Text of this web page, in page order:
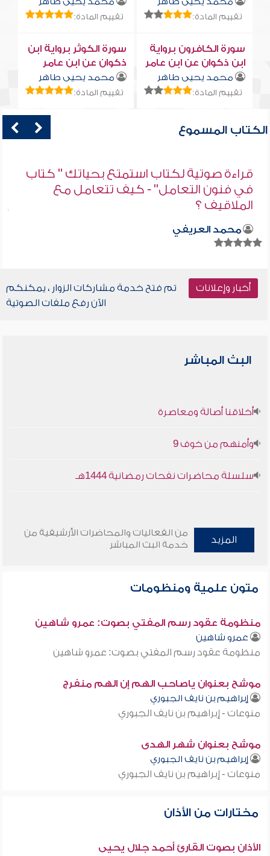
تقييم المادة: تقييم المادة:
سورة الكافرون برواية
ابن ذكوان عن ابن عامر
محمد يحيى طاهر
تقييم المادة:
سورة الكوثر برواية ابن
ذكوان عن ابن عامر
محمد يحيى طاهر
تقييم المادة:
الكتاب المسموع
قراءة صوتية لكتاب استمتع بحياتك " كتاب
في فنون التعامل" - كيف تتعامل مع
الملاقيف ؟
محمد العريفي
أخبار وإعلانات
تم فتح خدمة مشاركات الزوار ، يمكنكم
الآن رفع ملفات الصوتية
البث المباشر
أخلاقنا أصالة ومعاصرة
وأمنهم من خوف 9
سلسلة محاضرات نفحات رمضانية 1444هـ
المزيد
من الفعاليات والمحاضرات الأرشيفية من
خدمة البث المباشر
متون علمية ومنظومات
منظومة عقود رسم المفتي بصوت: عمرو شاهين
عمرو شاهين
منظومة عقود رسم المفتي بصوت: عمرو شاهين
موشح بعنوان ياصاحب الهم إن الهم منفرج
إبراهيم بن نايف الجبوري
منوعات - إبراهيم بن نايف الجبوري
موشح بعنوان شهر الهدى
إبراهيم بن نايف الجبوري
منوعات - إبراهيم بن نايف الجبوري
مختارات من الأذان
الأذان بصوت القارئ أحمد جلال يحيى